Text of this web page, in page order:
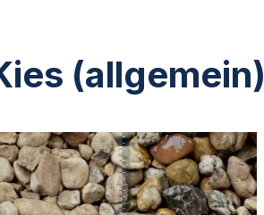
(allgemein)